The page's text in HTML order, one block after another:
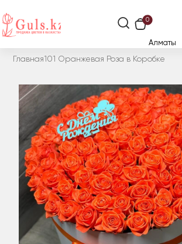
0
Алматы
Главная101 Оранжевая Роза в Коробке